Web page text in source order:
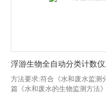
浮游生物全自动分类计数
方法要求:符合《水和废水监测
篇《水和废水的生物监测方法